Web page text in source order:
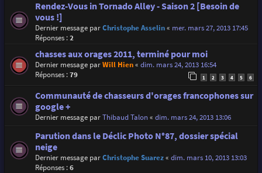
Rendez-Vous in Tornado Alley - Saison 2 [Besoin de
vous !]
Dernier message parChristophe Asselin« mer. mars 27, 2013 17:45
Réponses :2
chasses aux orages 2011, terminé pour moi
Dernier message parWill Hien« dim. mars 24, 2013 16:54
Réponses :79 1 2 3 4 5 6
Communauté de chasseurs d'orages francophones sur
google +
Dernier message parThibaud Talon« dim. mars 24, 2013 13:06
Parution dans le Déclic Photo N°87, dossier spécial
neige
Dernier message parChristophe Suarez« dim. mars 10, 2013 13:03
Réponses :6